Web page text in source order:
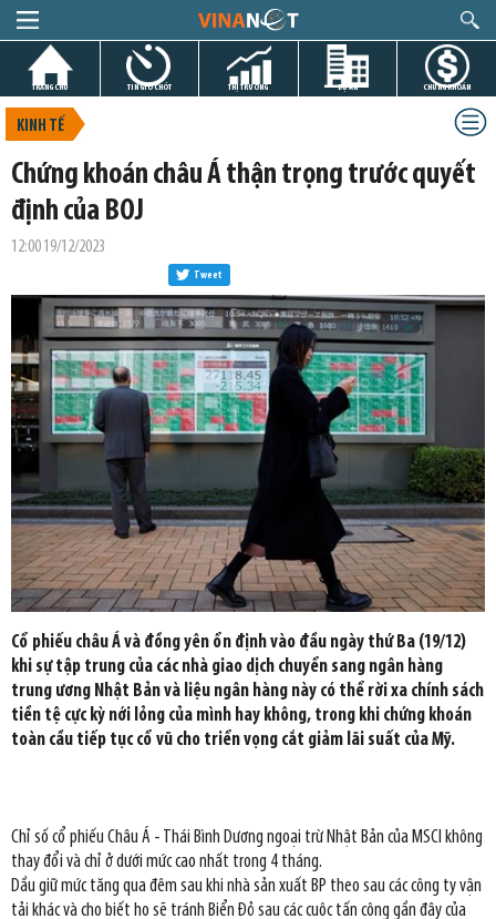
TRANG CHỦ TIN GIỜ CHÓT THỊ TRƯỜNG DỰ ÁN CHỨNG KHOÁN
KINH TẾ
Chứng khoán châu Á thận trọng trước quyết
định của BOJ
12:00 19/12/2023
Tweet
Cổ phiếu châu Á và đồng yên ổn định vào đầu ngày thứ Ba (19/12)
khi sự tập trung của các nhà giao dịch chuyển sang ngân hàng
trung ương Nhật Bản và liệu ngân hàng này có thể rời xa chính sách
tiền tệ cực kỳ nới lỏng của mình hay không, trong khi chứng khoán
toàn cầu tiếp tục cổ vũ cho triển vọng cắt giảm lãi suất của Mỹ.
Chỉ số cổ phiếu Châu Á - Thái Bình Dương ngoại trừ Nhật Bản của MSCI không
thay đổi và chỉ ở dưới mức cao nhất trong 4 tháng.
Dầu giữ mức tăng qua đêm sau khi nhà sản xuất BP theo sau các công ty vận
tải khác và cho biết họ sẽ tránh Biển Đỏ sau các cuộc tấn công gần đây của